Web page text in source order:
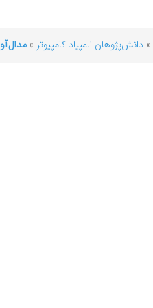
» دانش‌پژوهان المپیاد کامپیوتر »